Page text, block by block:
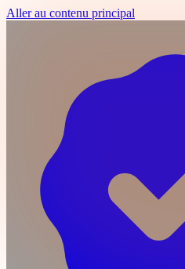
Aller au contenu principal